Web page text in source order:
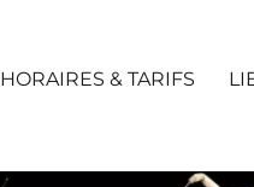
HORAIRES & TARIFS